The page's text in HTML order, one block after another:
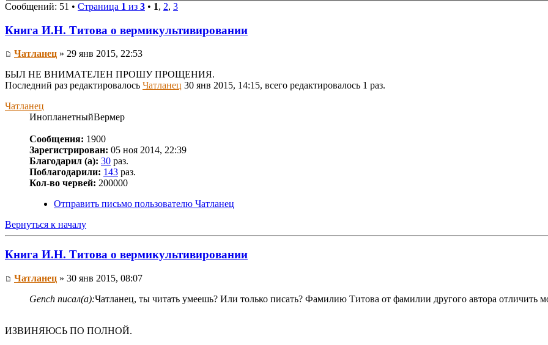
Сообщений: 51 • Страница 1 из 3 • 1, 2, 3
Книга И.Н. Титова о вермикультивировании
Чатланец » 29 янв 2015, 22:53
БЫЛ НЕ ВНИМАТЕЛЕН ПРОШУ ПРОЩЕНИЯ.
Последний раз редактировалось Чатланец 30 янв 2015, 14:15, всего редактировалось 1 раз.
Чатланец
ИнопланетныйВермер
Сообщения: 1900
Зарегистрирован: 05 ноя 2014, 22:39
Благодарил (а): 30 раз.
Поблагодарили: 143 раз.
Кол-во червей: 200000
Отправить письмо пользователю Чатланец
Вернуться к началу
Книга И.Н. Титова о вермикультивировании
Чатланец » 30 янв 2015, 08:07
Gench писал(а):Чатланец, ты читать умеешь? Или только писать? Фамилию Титова от фамилии другого автора отличить
ИЗВИНЯЮСЬ ПО ПОЛНОЙ.